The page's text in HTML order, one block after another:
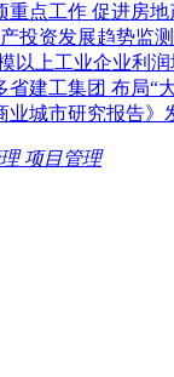
重点工作 促进房地
投资发展趋势监
以上工业企业利润
省建工集团 布局“
业城市研究报告》
项目管理